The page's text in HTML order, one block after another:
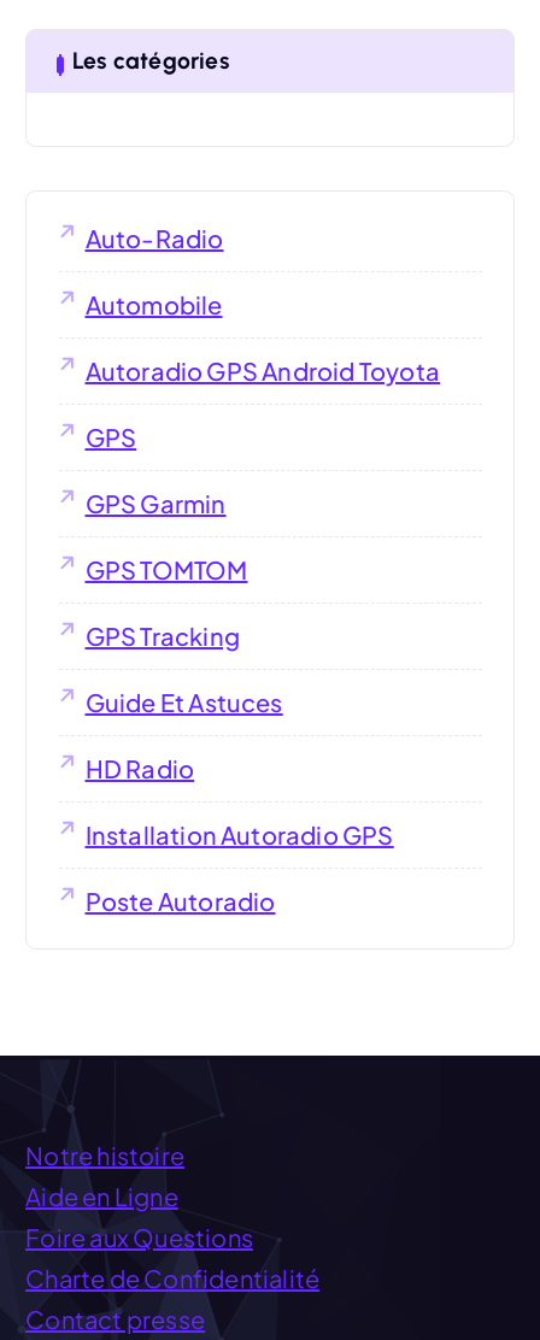
Les catégories
Auto-Radio
Automobile
Autoradio GPS Android Toyota
GPS
GPS Garmin
GPS TOMTOM
GPS Tracking
Guide Et Astuces
HD Radio
Installation Autoradio GPS
Poste Autoradio
Notre histoire
Aide en Ligne
Foire aux Questions
Charte de Confidentialité
Contact presse